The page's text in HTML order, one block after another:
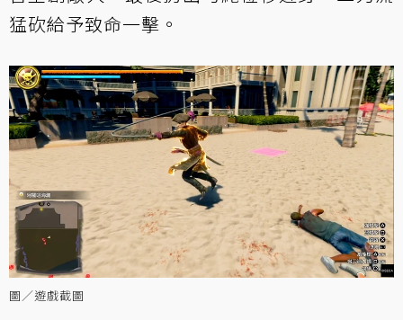
猛砍給予致命一擊。
圖／遊戲截圖